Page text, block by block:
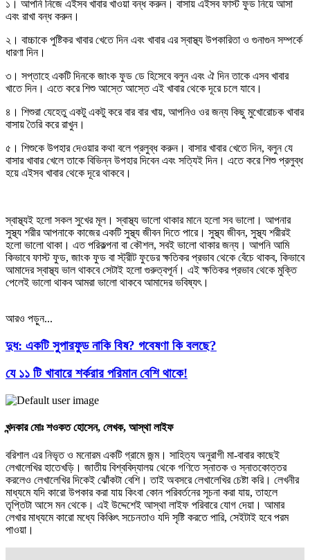
১। আপনি নিজে এইসব খাবার খাওয়া বন্ধ করুন। বাসায় এইসব ফাস্ট ফুড নিয়ে আসা
এবং রাখা বন্ধ করুন।
২। বাচ্চাকে পুষ্টিকর খাবার খেতে দিন এবং খাবার এর স্বাস্থ্য উপকারিতা ও গুনাগুন সম্পর্কে
ধারণা দিন।
৩। সপ্তাহে একটি দিনকে জাংক ফুড ডে হিসেবে বলুন এবং ঐ দিন তাকে এসব খাবার
খাতে দিন। এতে করে শিশু আস্তে আস্তে এই খাবার থেকে দূরে চলে যাবে।
৪। শিশুরা যেহেতু একটু একটু করে বার বার খায়, আপনিও ওর জন্য কিছু মুখোরোচক খাবার
বাসায় তৈরি করে রাখুন।
৫। শিশুকে উপহার দেওয়ার কথা বলে প্রলুব্ধ করুন। বাসার খাবার খেতে দিন, বলুন যে
বাসার খাবার খেলে তাকে বিভিন্ন উপহার দিবেন এবং সত্যিই দিন। এতে করে শিশু প্রলুব্ধ
হয়ে এইসব খাবার থেকে দূরে থাকবে।
স্বাস্থ্যই হলো সকল সুখের মূল। স্বাস্থ্য ভালো থাকার মানে হলো সব ভালো। আপনার
সুস্থ্য শরীর আপনাকে কাজের একটি সুস্থ্য জীবন দিতে পারে। সুস্থ্য জীবন, সুস্থ্য শরীরই
হলো ভালো থাকা। এত পরিকল্পনা বা কৌশল, সবই ভালো থাকার জন্য। আপনি আমি
কিভাবে ফাস্ট ফুড, জাংক ফুড বা স্ট্রীট ফুডের ক্ষতিকর প্রভাব থেকে বেঁচে থাকব, কিভাবে
আমাদের স্বাস্থ্য ভাল থাকবে সেটাই হলো গুরুত্বপূর্ন। এই ক্ষতিকর প্রভাব থেকে মুক্তি
পেলেই ভালো থাকব আমরা ভালো থাকবে আমাদের ভবিষ্যৎ।
আরও পড়ুন...
দুধ: একটি সুপারফুড নাকি বিষ? গবেষণা কি বলছে?
যে ১১ টি খাবারে শর্করার পরিমান বেশি থাকে!
খন্দকার মোঃ শওকত হোসেন, লেখক, আস্থা লাইফ
বরিশাল এর নিভৃত ও মনোরম একটি গ্রামে জন্ম। সাহিত্য অনুরাগী মা-বাবার কাছেই
লেখালেখির হাতেখড়ি। জাতীয় বিশ্ববিদ্যালয় থেকে গণিতে স্নাতক ও স্নাতকোত্তর
করলেও লেখালেখির দিকেই ঝোঁকটা বেশি। তাই অবসরে লেখালেখির চেষ্টা করি। লেখনীর
মাধ্যমে যদি কারো উপকার করা যায় কিংবা কোন পরিবর্তনের সূচনা করা যায়, তাহলে
তৃপ্তিটা আসে মন থেকে। এই উদ্দেশেই আস্থা লাইফ পরিবারে যোগ দেয়া। আমার
লেখার মাধ্যমে কারো মধ্যে কিঞ্চিৎ সচেনতাও যদি সৃষ্টি করতে পারি, সেইটাই হবে পরম
পাওয়া।